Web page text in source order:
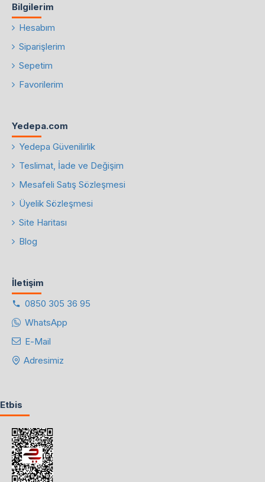
Bilgilerim
Hesabım
Siparişlerim
Sepetim
Favorilerim
Yedepa.com
Yedepa Güvenilirlik
Teslimat, İade ve Değişim
Mesafeli Satış Sözleşmesi
Üyelik Sözleşmesi
Site Haritası
Blog
İletişim
0850 305 36 95
WhatsApp
E-Mail
Adresimiz
Etbis